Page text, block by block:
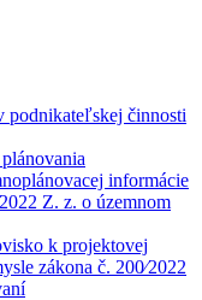
podnikateľskej činnosti
informácie
Z. z. o územnom
k projektovej
zákona č. 200⁄2022